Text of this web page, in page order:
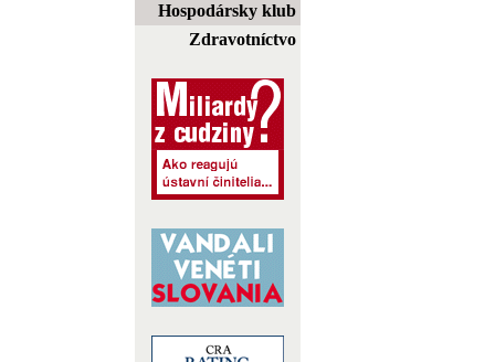
Hospodársky klub
Zdravotníctvo